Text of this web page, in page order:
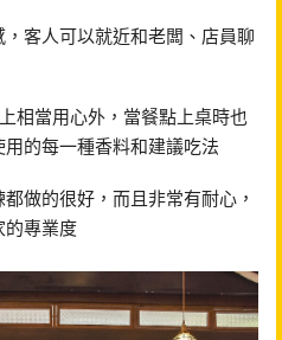
客人可以就近和老闆、店員聊
相當用心外，當餐點上桌時也
的每一種香料和建議吃法
做的很好，而且非常有耐心，
的專業度